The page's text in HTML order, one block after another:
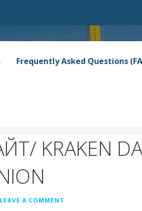
Frequently Asked Questions
KRAKEN
LEAVE A COMMENT